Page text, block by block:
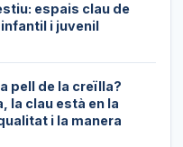
espais clau de
i juvenil
pell de la creïlla?
la clau està en la
i la manera